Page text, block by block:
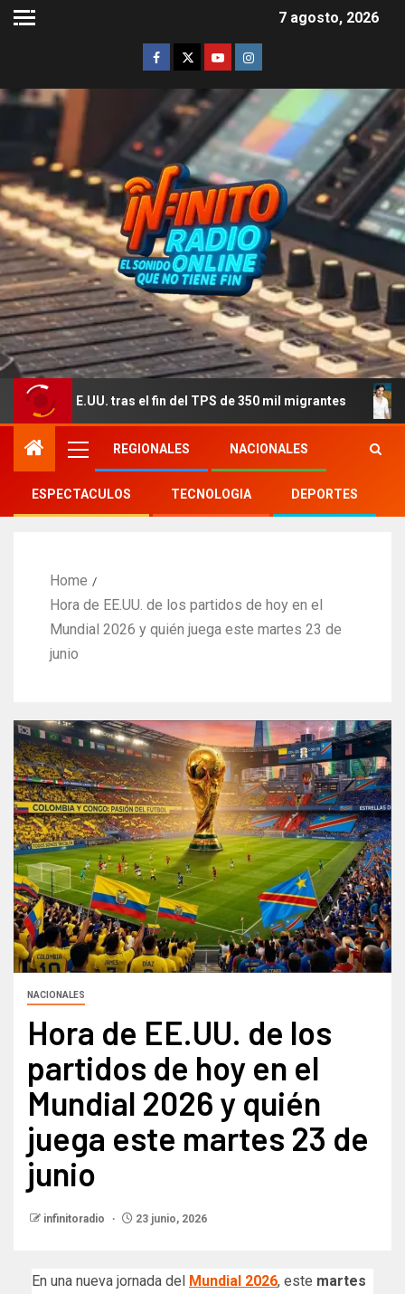
7 agosto, 2026
el fin del TPS de 350 mil migrantes El romance
REGIONALES NACIONALES
ESPECTACULOS TECNOLOGIA DEPORTES
Home
Hora de EE.UU. de los partidos de hoy en el
Mundial 2026 y quién juega este martes 23 de
junio
NACIONALES
Hora de EE.UU. de los
partidos de hoy en el
Mundial 2026 y quién
juega este martes 23 de
junio
infinitoradio 23 junio, 2026
En una nueva jornada del Mundial 2026, este martes